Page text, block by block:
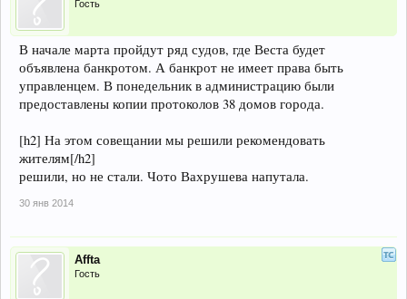
Гость
В начале марта пройдут ряд судов, где Веста будет
объявлена банкротом. А банкрот не имеет права быть
управленцем. В понедельник в администрацию были
предоставлены копии протоколов 38 домов города.
[h2] На этом совещании мы решили рекомендовать
жителям[/h2]
решили, но не стали. Чото Вахрушева напутала.
30 янв 2014
Affta
Гость